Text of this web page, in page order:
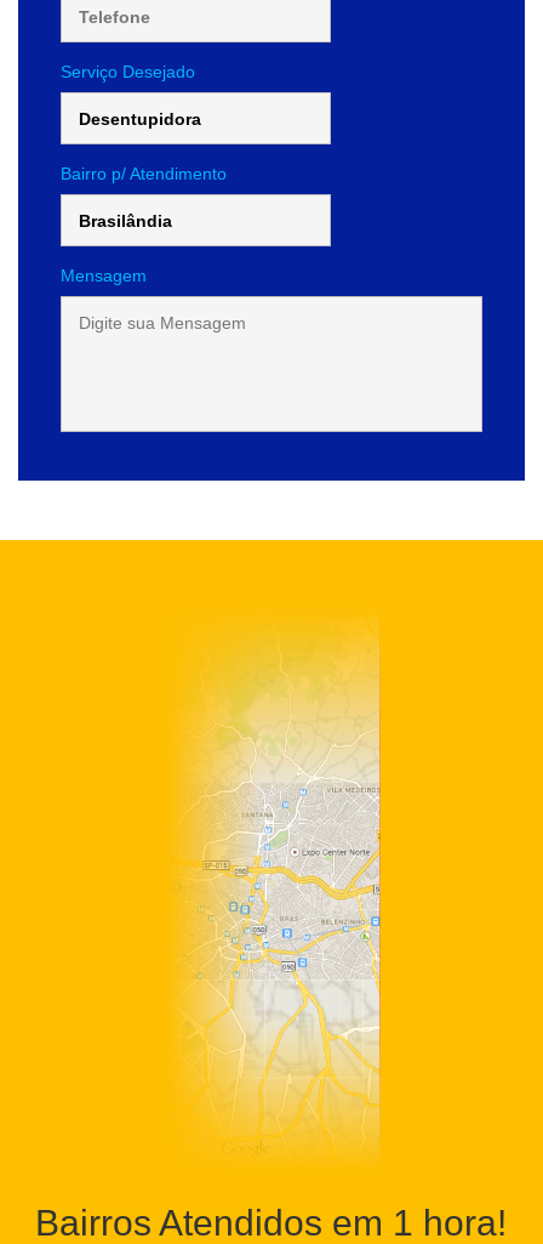
Serviço Desejado
Bairro p/ Atendimento
Mensagem
Bairros Atendidos em 1 hora!